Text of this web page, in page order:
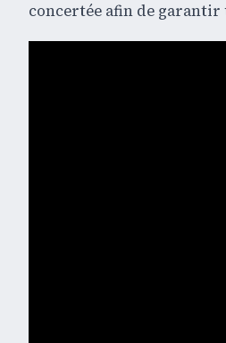
concertée afin de